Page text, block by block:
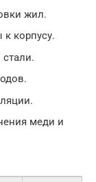
жил.
корпусу.
меди и